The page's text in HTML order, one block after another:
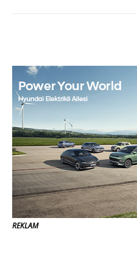
REKLAM